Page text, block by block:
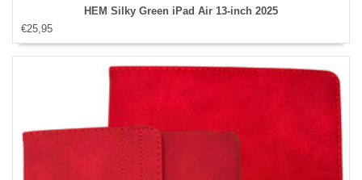
HEM Silky Green iPad Air 13‑inch 2025
€25,95